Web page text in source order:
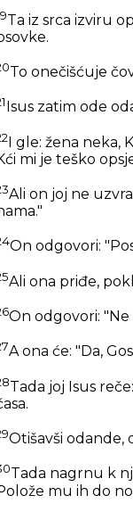
Ta iz srca izviru
To onečišćuje
Isus zatim ode
I gle: žena neka,
mi je teško
Ali on joj ne
On odgovori:
Ali ona priđe,
On odgovori: "Ne
A ona će: "Da,
Tada joj Isus reče:
Otišavši odande,
Tada nagrnu k
mu ih do